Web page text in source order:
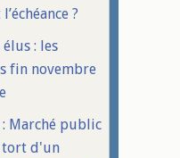
?
: les
fin novembre
Marché public
tort d'un